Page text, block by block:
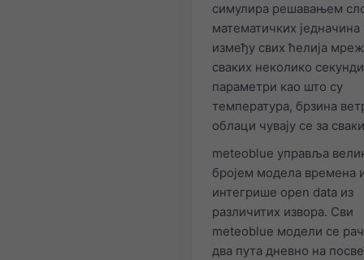
симулира решавањем
математичких једначина
између свих ћелија
сваких неколико
параметри као што су
температура, брзина
облаци чувају се за
meteoblue управља
бројем модела времена
интегрише open data из
различитих извора. Сви
meteoblue модели се
два пута дневно на